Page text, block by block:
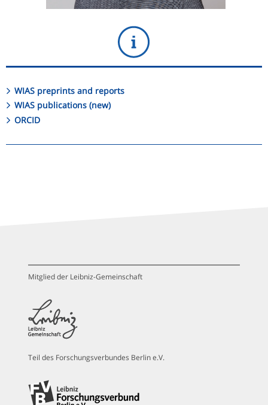
WIAS preprints and reports
WIAS publications (new)
ORCID
Mitglied der Leibniz-Gemeinschaft
Teil des Forschungsverbundes Berlin e.V.